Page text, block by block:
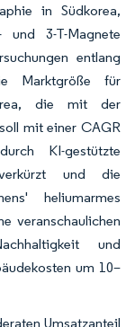
in Südkorea,
3-T-Magnete
entlang
Marktgröße für
die mit der
mit einer CAGR
KI-gestützte
und die
heliumarmes
veranschaulichen
und
um 10–
Umsatzanteil